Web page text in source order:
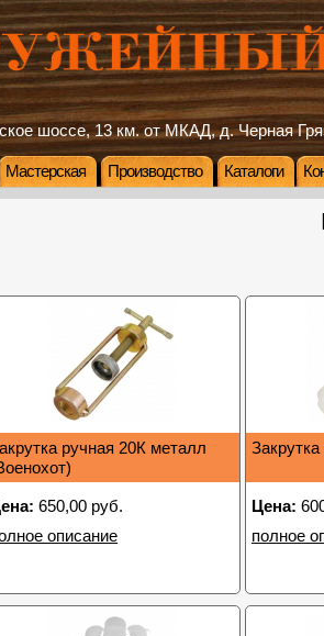
шоссе, 13 км. от МКАД, д. Черная
Мастерская Производство Каталоги
ручная 20К металл
650,00 руб.
описание
Цена:
полное